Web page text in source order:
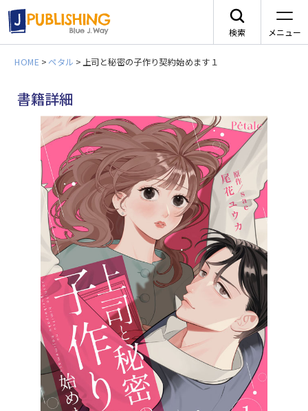
検索 メニュー
レーベルから探す
arca comics
カクテルキス文庫
スフレコミックス
ロイヤルキス＆チュールキス
ピュールコミックス
ジャンルから探す
BLコミック
TLコミック
BLノベル
TLノベル
少女コミック
作品一覧
会社情報一覧
会社概要
採用情報
HOME > ペタル > 上司と秘密の子作り契約始めます１
書籍詳細